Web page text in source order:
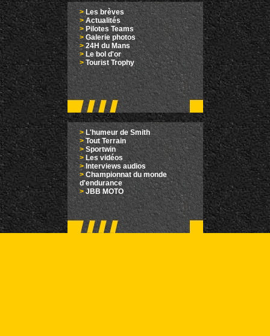
>Les brèves
>Actualités
> Pilotes Teams
>Galerie photos
>24H du Mans
>Le bol d'or
> Tourist Trophy
>L'humeur de Smith
>Tout Terrain
> Sportwin
>Les vidéos
>Interviews audios
>Championnat du monde
d'endurance
> JBB MOTO